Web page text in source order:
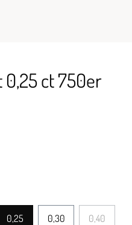
ct 750er
0,25 0,30 0,40